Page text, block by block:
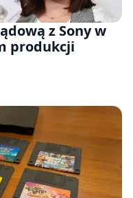
z Sony w
produkcji